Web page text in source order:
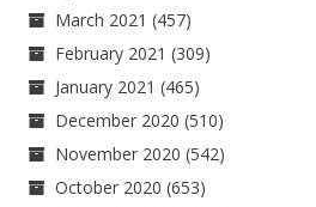
March 2021 (457)
February 2021 (309)
January 2021 (465)
December 2020 (510)
November 2020 (542)
October 2020 (653)